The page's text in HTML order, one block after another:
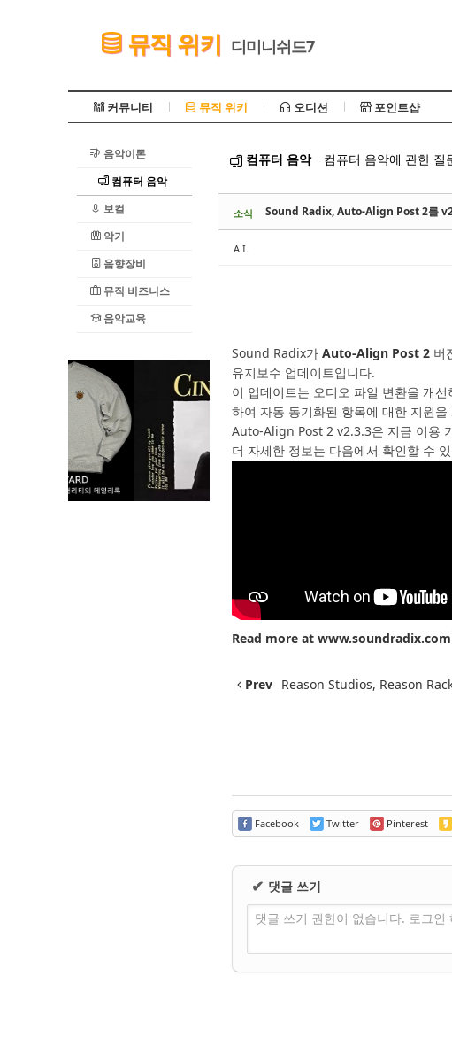
뮤직 위키 디미니쉬드7
커뮤니티 뮤직 위키 오디션 포인트샵
음악이론
컴퓨터 음악
보컬
악기
음향장비
뮤직 비즈니스
음악교육
컴퓨터 음악 컴퓨터 음악에 관한 질
소식 Sound Radix, Auto-Align Post 2를
A.I.
Sound Radix가 Auto-Align Post 2 버
유지보수 업데이트입니다.
이 업데이트는 오디오 파일 변환을 개
하여 자동 동기화된 항목에 대한 지원
Auto-Align Post 2 v2.3.3은 지금 이용
더 자세한 정보는 다음에서 확인할 수
Read more at www.soundradix.com
Prev Reason Studios, Reason
Facebook Twitter Pinterest
✔ 댓글 쓰기
댓글 쓰기 권한이 없습니다. 로그인
Sketchbook5, 스케치북5
Sketchbook5, 스케치북5